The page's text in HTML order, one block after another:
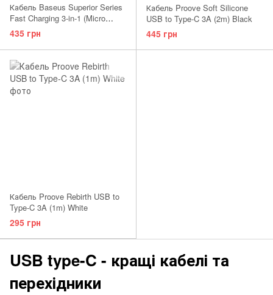
Кабель Baseus Superior Series
Fast Charging 3-in-1 (Micro
USB+Lightning+Type-C) 3.5A
(1.5m) White
435 грн
Кабель Proove Soft Silicone
USB to Type-C 3A (2m) Black
445 грн
Кабель Proove Rebirth USB to
Type-C 3A (1m) White
295 грн
USB type-C - кращі кабелі та
перехідники